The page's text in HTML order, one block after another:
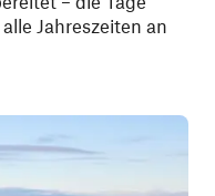
Jahreszeiten an